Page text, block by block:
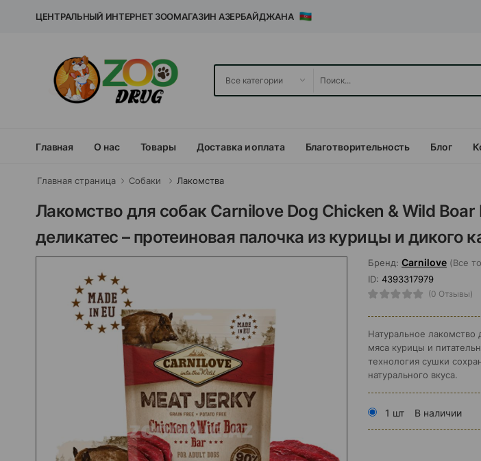
ЦЕНТРАЛЬНЫЙ ИНТЕРНЕТ ЗООМАГАЗИН АЗЕРБАЙДЖАНА
Главная О нас Товары Доставка и оплата Благотворительность Блог
Главная страница Собаки Лакомства
Лакомство для собак Carnilove Dog Chicken & Wild
деликатес – протеиновая палочка из курицы и дикого
Бренд: Carnilove (Все
ID: 4393317979
(0 Отзывы)
Натуральное лакомство
мяса курицы и
технология сушки
натурального вкуса.
1 шт В наличии